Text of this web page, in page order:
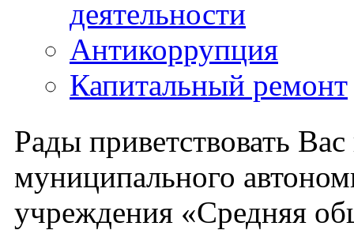
деятельности
Антикоррупция
Капитальный ремонт
Рады приветствовать
муниципального
учреждения «Средняя